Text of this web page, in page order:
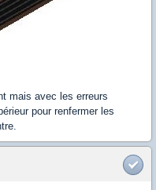
mais avec les erreurs
pour renfermer les